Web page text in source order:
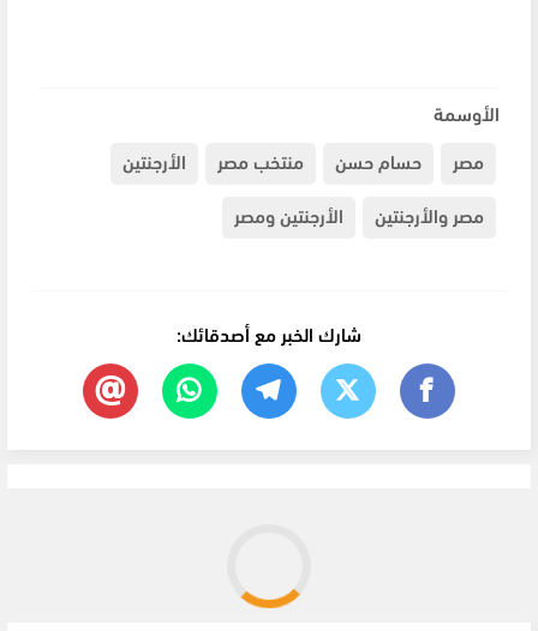
الأوسمة
مصر
حسام حسن منتخب مصر
الأرجنتين
مصر والأرجنتين
الأرجنتين ومصر
شارك الخبر مع أصدقائك: